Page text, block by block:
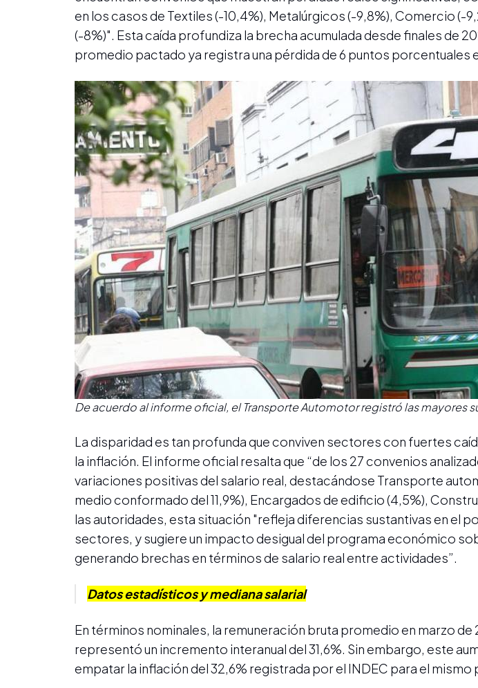
en los casos de Textiles (-10,4%), Metalúrgicos (-9,8%), Comercio (-
(-8%)". Esta caída profundiza la brecha acumulada desde finales de
promedio pactado ya registra una pérdida de 6 puntos porcentuales
De acuerdo al informe oficial, el Transporte Automotor registró las mayores
La disparidad es tan profunda que conviven sectores con fuertes
la inflación. El informe oficial resalta que “de los 27 convenios
variaciones positivas del salario real, destacándose Transporte
medio conformado del 11,9%), Encargados de edificio (4,5%),
las autoridades, esta situación "refleja diferencias sustantivas en el
sectores, y sugiere un impacto desigual del programa económico
generando brechas en términos de salario real entre actividades”.
Datos estadísticos y mediana salarial
En términos nominales, la remuneración bruta promedio en marzo de
representó un incremento interanual del 31,6%. Sin embargo, este
empatar la inflación del 32,6% registrada por el INDEC para el